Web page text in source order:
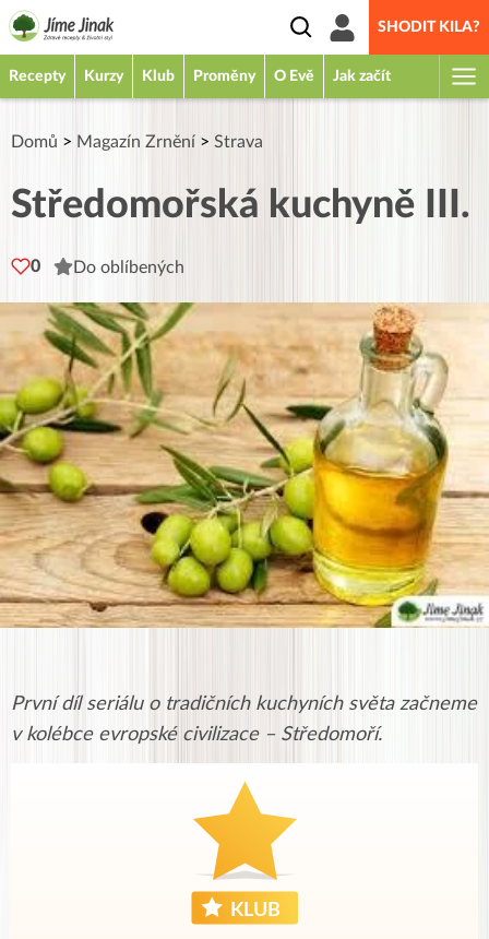
SHODIT KILA?
Recepty Kurzy Klub Proměny O Evě Jak začít
Domů > Magazín Zrnění > Strava
Středomořská kuchyně III.
0 Do oblíbených
První díl seriálu o tradičních kuchyních světa začneme
v kolébce evropské civilizace – Středomoří.